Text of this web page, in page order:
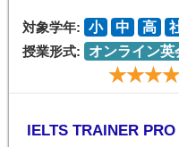
対象学年: 小 中 高
授業形式:
オンライン英
IELTS TRAINER PRO